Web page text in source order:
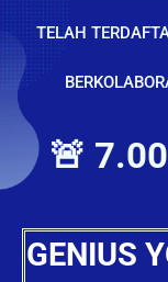
TELAH
🚨
GENIUS